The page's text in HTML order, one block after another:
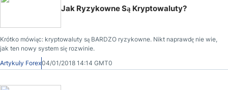
Jak Ryzykowne Są Kryptowaluty?
Krótko mówiąc: kryptowaluty są BARDZO ryzykowne. Nikt naprawdę nie wie,
jak ten nowy system się rozwinie.
Artykuły Forex04/01/2018 14:14 GMT0